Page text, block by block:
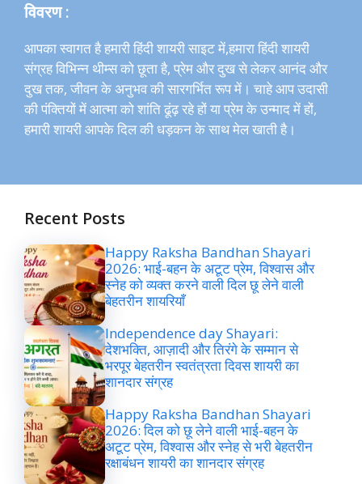
विवरण :
आपका स्वागत है हमारी हिंदी शायरी साइट में,हमारा हिंदी शायरी
संग्रह विभिन्न थीम्स को छूता है, प्रेम और दुख से लेकर आनंद और
दुख तक, जीवन के अनुभव की सारगर्भित रूप में। चाहे आप उदासी
की पंक्तियों में आत्मा को शांति ढूंढ़ रहे हों या प्रेम के उन्माद में हों,
हमारी शायरी आपके दिल की धड़कन के साथ मेल खाती है।
Recent Posts
Happy Raksha Bandhan Shayari
2026: भाई-बहन के अटूट प्रेम, विश्वास और
स्नेह को व्यक्त करने वाली दिल छू लेने वाली
बेहतरीन शायरियाँ
Independence day Shayari:
देशभक्ति, आज़ादी और तिरंगे के सम्मान से
भरपूर बेहतरीन स्वतंत्रता दिवस शायरी का
शानदार संग्रह
Happy Raksha Bandhan Shayari
2026: दिल को छू लेने वाली भाई-बहन के
अटूट प्रेम, विश्वास और स्नेह से भरी बेहतरीन
रक्षाबंधन शायरी का शानदार संग्रह